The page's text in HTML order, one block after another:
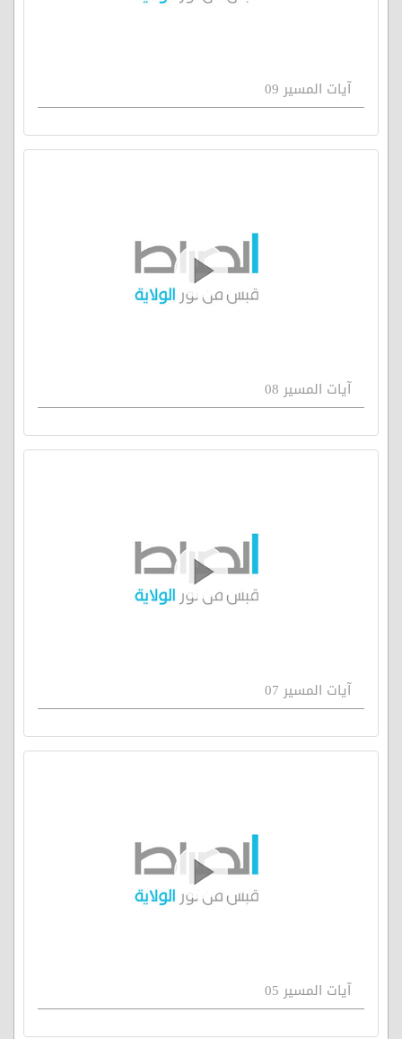
آيات المسير 09
آيات المسير 08
آيات المسير 07
آيات المسير 05